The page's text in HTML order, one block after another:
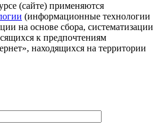
(сайте) применяются
(информационные технологии
на основе сбора, систематизации
к предпочтениям
находящихся на территории